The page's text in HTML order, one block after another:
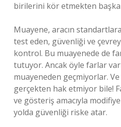
birilerini kör etmekten
Muayene, aracın
test eden, güvenliği ve
kontrol. Bu muayenede de
tutuyor. Ancak öyle farlar var
muayeneden geçmiyorlar.
gerçekten hak etmiyor bile!
ve gösteriş amacıyla
yolda güvenliği riske atar.